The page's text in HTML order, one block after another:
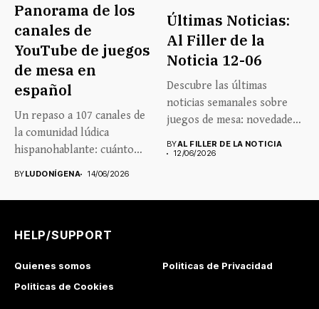
Panorama de los
canales de
YouTube de juegos
de mesa en
español
Un repaso a 107 canales de
la comunidad lúdica
hispanohablante: cuánto
crecen,...
BYLUDONÍGENA 14/06/2026
Últimas Noticias:
Al Filler de la
Noticia 12-06
Descubre las últimas
noticias semanales sobre
juegos de mesa: novedades,
BYAL FILLER DE LA NOTICIA
12/06/2026
HELP/SUPPORT
Quienes somos
Politicas de Privacidad
Politicas de Cookies